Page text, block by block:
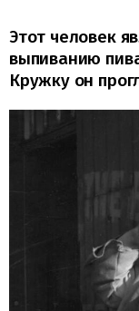
Этот человек
выпиванию
Кружку он